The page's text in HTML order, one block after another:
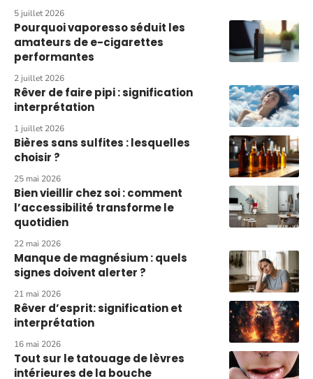
5 juillet 2026
Pourquoi vaporesso séduit les
amateurs de e-cigarettes
performantes
2 juillet 2026
Rêver de faire pipi : signification
interprétation
1 juillet 2026
Bières sans sulfites : lesquelles
choisir ?
25 mai 2026
Bien vieillir chez soi : comment
l’accessibilité transforme le
quotidien
22 mai 2026
Manque de magnésium : quels
signes doivent alerter ?
21 mai 2026
Rêver d’esprit: signification et
interprétation
16 mai 2026
Tout sur le tatouage de lèvres
intérieures de la bouche